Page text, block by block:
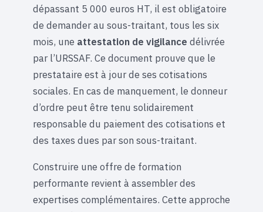
dépassant 5 000 euros HT, il est obligatoire
de demander au sous-traitant, tous les six
mois, une attestation de vigilance délivrée
par l’URSSAF. Ce document prouve que le
prestataire est à jour de ses cotisations
sociales. En cas de manquement, le donneur
d’ordre peut être tenu solidairement
responsable du paiement des cotisations et
des taxes dues par son sous-traitant.
Construire une offre de formation
performante revient à assembler des
expertises complémentaires. Cette approche